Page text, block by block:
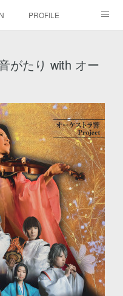
PROFILE
がたり with オー